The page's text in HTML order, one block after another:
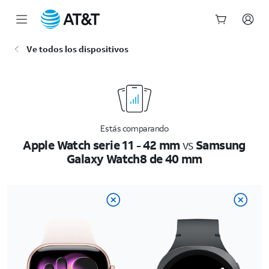
Ve todos los dispositivos
Estás comparando
Apple Watch serie 11 - 42 mmvsSamsung
Galaxy Watch8 de 40 mm